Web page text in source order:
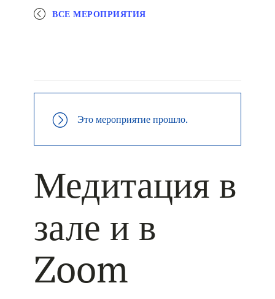
ВСЕ МЕРОПРИЯТИЯ
Это мероприятие прошло.
Медитация в
зале и в
Zoom